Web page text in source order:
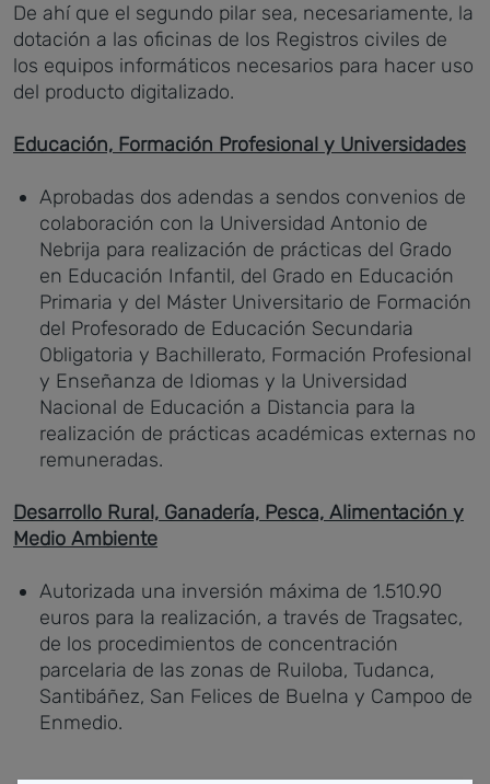
De ahí que el segundo pilar sea, necesariamente, la
dotación a las oficinas de los Registros civiles de
los equipos informáticos necesarios para hacer uso
del producto digitalizado.
Educación, Formación Profesional y Universidades
Aprobadas dos adendas a sendos convenios de
colaboración con la Universidad Antonio de
Nebrija para realización de prácticas del Grado
en Educación Infantil, del Grado en Educación
Primaria y del Máster Universitario de Formación
del Profesorado de Educación Secundaria
Obligatoria y Bachillerato, Formación Profesional
y Enseñanza de Idiomas y la Universidad
Nacional de Educación a Distancia para la
realización de prácticas académicas externas no
remuneradas.
Desarrollo Rural, Ganadería, Pesca, Alimentación y
Medio Ambiente
Autorizada una inversión máxima de 1.510.90
euros para la realización, a través de Tragsatec,
de los procedimientos de concentración
parcelaria de las zonas de Ruiloba, Tudanca,
Santibáñez, San Felices de Buelna y Campoo de
Enmedio.